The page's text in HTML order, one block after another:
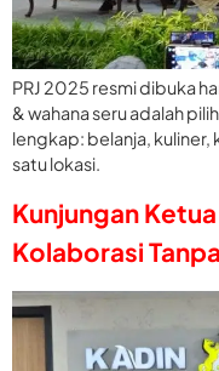
PRJ 2025 resmi dibuka
& wahana seru adalah
lengkap: belanja, kuliner,
satu lokasi.
Kunjungan
Kolaborasi